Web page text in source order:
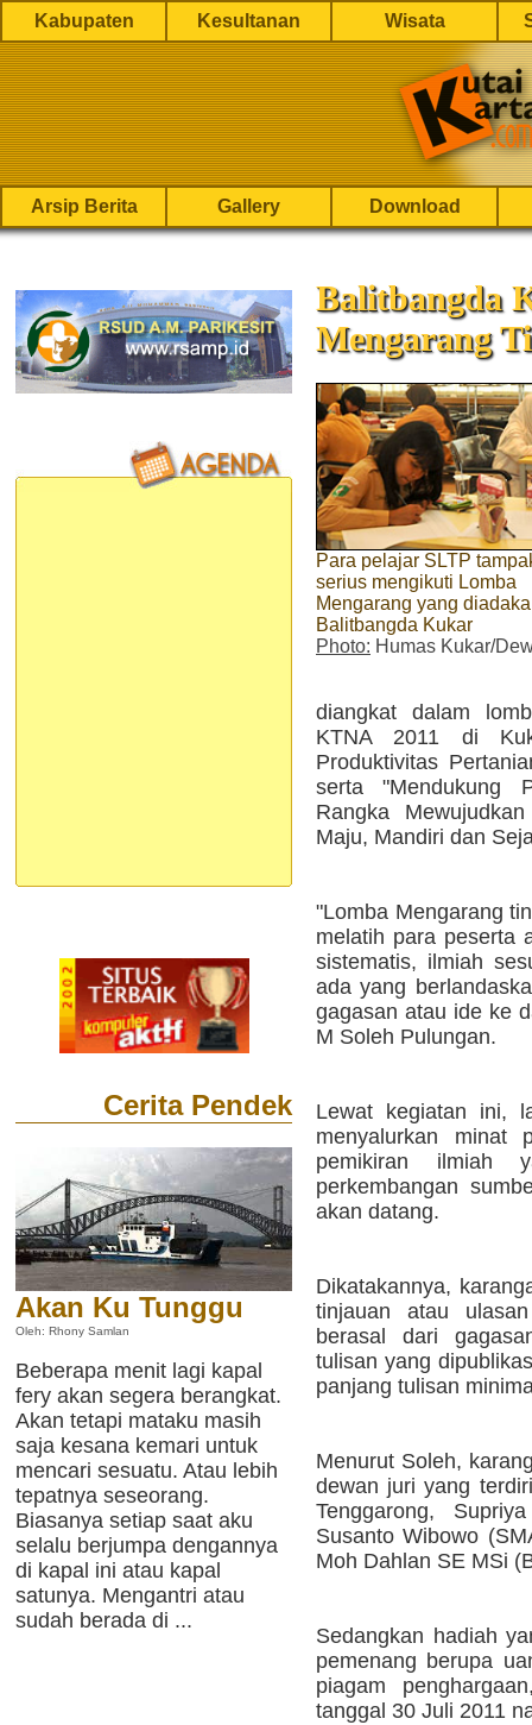
Kabupaten Kesultanan Wisata
Arsip Berita Gallery Download
Cerita Pendek
Akan Ku Tunggu
Oleh: Rhony Samlan
Beberapa menit lagi kapal
fery akan segera berangkat.
Akan tetapi mataku masih
saja kesana kemari untuk
mencari sesuatu. Atau lebih
tepatnya seseorang.
Biasanya setiap saat aku
selalu berjumpa dengannya
di kapal ini atau kapal
satunya. Mengantri atau
sudah berada di ...
Balitbangda
Mengarang
Para pelajar SLTP
serius mengikuti Lomba
Mengarang yang
Balitbangda Kukar
Photo: Humas Kukar/
diangkat dalam
KTNA 2011 di
Produktivitas
serta "Mendukung
Rangka
Maju, Mandiri dan
"Lomba Mengarang
melatih para peserta
sistematis, ilmiah
ada yang
gagasan atau ide ke
M Soleh Pulungan.
Lewat kegiatan ini,
menyalurkan minat
pemikiran ilmiah
perkembangan
akan datang.
Dikatakannya,
tinjauan atau
berasal dari
tulisan yang
panjang tulisan
Menurut Soleh,
dewan juri yang
Tenggarong,
Susanto Wibowo
Moh Dahlan SE MSi
Sedangkan hadiah
pemenang berupa
piagam
tanggal 30 Juli 2011